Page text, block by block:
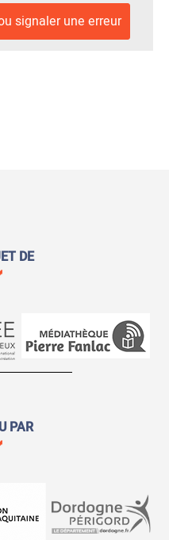
signaler une erreur
DE
PAR